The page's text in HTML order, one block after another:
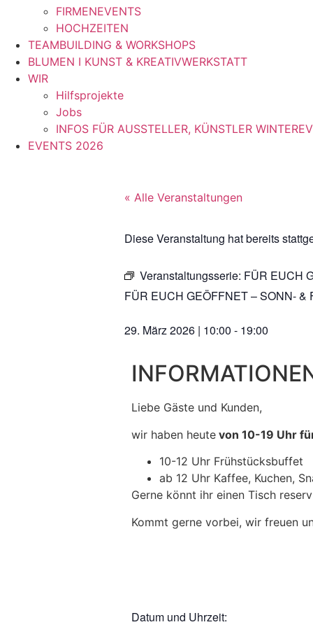
FIRMENEVENTS
HOCHZEITEN
TEAMBUILDING & WORKSHOPS
BLUMEN I KUNST & KREATIVWERKSTATT
WIR
Hilfsprojekte
Jobs
INFOS FÜR AUSSTELLER, KÜNSTLER
EVENTS 2026
« Alle Veranstaltungen
Diese Veranstaltung hat bereits
Veranstaltungsserie: FÜR EUCH
FÜR EUCH GEÖFFNET – SONN- &
29. März 2026 | 10:00 - 19:00
Liebe Gäste und Kunden,
wir haben heute von 10-19 Uhr
10-12 Uhr Frühstücksbuffet
ab 12 Uhr Kaffee, Kuchen,
Gerne könnt ihr einen Tisch
Kommt gerne vorbei, wir freuen
Datum und Uhrzeit: